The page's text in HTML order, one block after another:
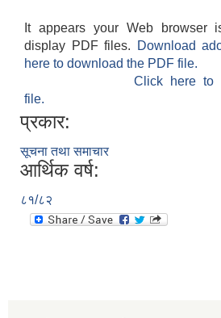
It appears your Web browser
display PDF files.
Download
here to download the PDF file.
Click here to
file.
प्रकार:
सूचना तथा समाचार
आर्थिक वर्ष:
८१/८२